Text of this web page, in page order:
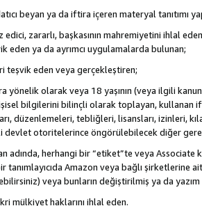
beyan ya da iftira içeren materyal tanıtımı
zararlı, başkasının mahremiyetini ihlal
eden ya da ayrımcı uygulamalarda bulunan;
teşvik eden veya gerçekleştiren;
yönelik olarak veya 18 yaşının (veya ilgili
bilgilerini bilinçli olarak toplayan, kullanan
düzenlemeleri, tebliğleri, lisansları, izinleri,
devlet otoritelerince öngörülebilecek diğer
adında, herhangi bir “etiket”te veya
tanımlayıcıda Amazon veya bağlı şirketlerine
veya bunların değiştirilmiş ya da
mülkiyet haklarını ihlal eden.